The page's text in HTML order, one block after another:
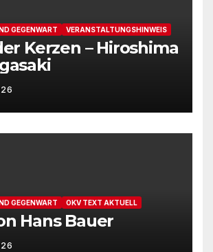
GEGENWART VERANSTALTUNGSHINWEIS
Kerzen – Hiroshima
GEGENWART OKV TEXT AKTUELL
Hans Bauer